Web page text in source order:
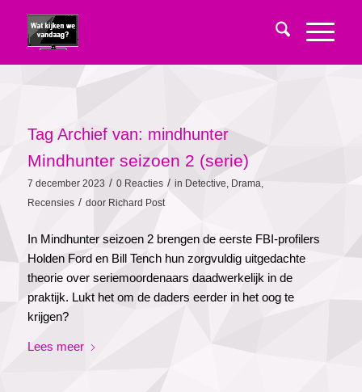
Tag Archief van: mindhunter
Mindhunter seizoen 2 (serie)
7 december 2023 / 0 Reacties / in Detective, Drama,
Recensies / door Richard Post
In Mindhunter seizoen 2 brengen de eerste FBI-profilers
Holden Ford en Bill Tench hun zorgvuldig uitgedachte
theorie over seriemoordenaars daadwerkelijk in de
praktijk. Lukt het om de daders eerder in het oog te
krijgen?
Lees meer